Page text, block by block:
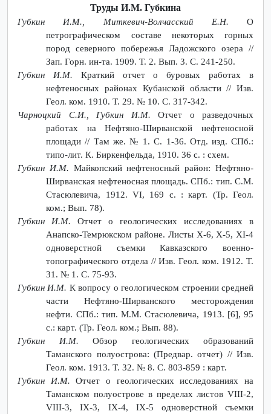
Труды И.М. Губкина
Губкин И.М., Миткевич-Волчасский Е.Н. О
петрографическом составе некоторых горных
пород северного побережья Ладожского озера //
Зап. Горн. ин-та. 1909. Т. 2. Вып. 3. С. 241-250.
Губкин И.М. Краткий отчет о буровых работах в
нефтеносных районах Кубанской области // Изв.
Геол. ком. 1910. Т. 29. № 10. С. 317-342.
Чарноцкий С.И., Губкин И.М. Отчет о разведочных
работах на Нефтяно-Ширванской нефтеносной
площади // Там же. № 1. С. 1-36. Отд. изд. СПб.:
типо-лит. К. Биркенфельда, 1910. 36 с. : схем.
Губкин И.М. Майкопский нефтеносный район: Нефтяно-
Ширванская нефтеносная площадь. СПб.: тип. С.М.
Стасюлевича, 1912. VI, 169 с. : карт. (Тр. Геол.
ком.; Вып. 78).
Губкин И.М. Отчет о геологических исследованиях в
Анапско-Темрюкском районе. Листы Х-6, Х-5, XI-4
одноверстной съемки Кавказского военно-
топографического отдела // Изв. Геол. ком. 1912. Т.
31. № 1. С. 75-93.
Губкин И.М. К вопросу о геологическом строении средней
части Нефтяно-Ширванского месторождения
нефти. СПб.: тип. М.М. Стасюлевича, 1913. [6], 95
с.: карт. (Тр. Геол. ком.; Вып. 88).
Губкин И.М. Обзор геологических образований
Таманского полуострова: (Предвар. отчет) // Изв.
Геол. ком. 1913. Т. 32. № 8. С. 803-859 : карт.
Губкин И.М.Отчет о геологических исследованиях на
Таманском полуострове в пределах листов VIII-2,
VIII-3, IX-3, IX-4, IX-5 одноверстной съемки